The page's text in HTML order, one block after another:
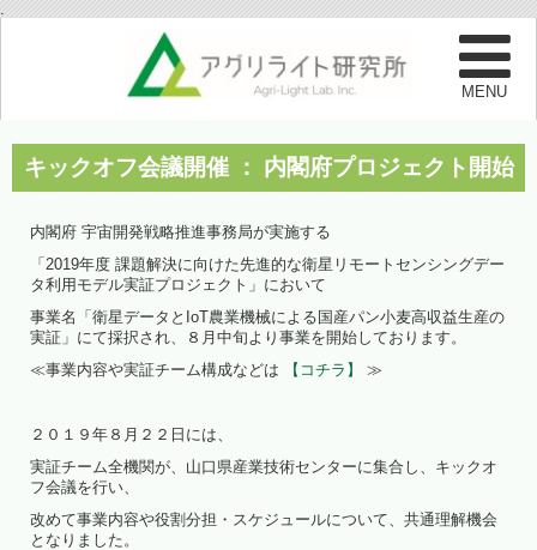
.
キックオフ会議開催 ： 内閣府プロジェクト開始
内閣府 宇宙開発戦略推進事務局が実施する
「2019年度 課題解決に向けた先進的な衛星リモートセンシングデー
タ利用モデル実証プロジェクト」において
事業名「衛星データとIoT農業機械による国産パン小麦高収益生産の
実証」にて採択され、８月中旬より事業を開始しております。
≪事業内容や実証チーム構成などは 【コチラ】 ≫
２０１９年８月２２日には、
実証チーム全機関が、山口県産業技術センターに集合し、キックオ
フ会議を行い、
改めて事業内容や役割分担・スケジュールについて、共通理解機会
となりました。